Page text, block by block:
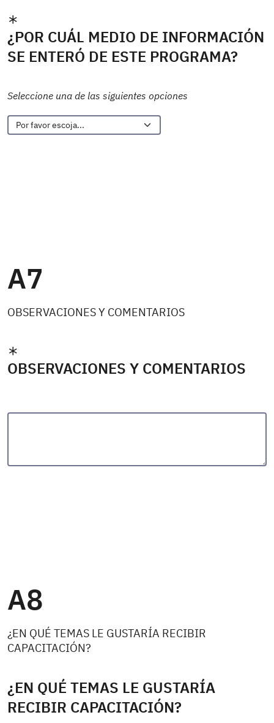
¿POR CUÁL MEDIO DE INFORMACIÓN
SE ENTERÓ DE ESTE PROGRAMA?
Seleccione una de las siguientes opciones
A7
OBSERVACIONES Y COMENTARIOS
OBSERVACIONES Y COMENTARIOS
A8
¿EN QUÉ TEMAS LE GUSTARÍA RECIBIR
CAPACITACIÓN?
¿EN QUÉ TEMAS LE GUSTARÍA
RECIBIR CAPACITACIÓN?